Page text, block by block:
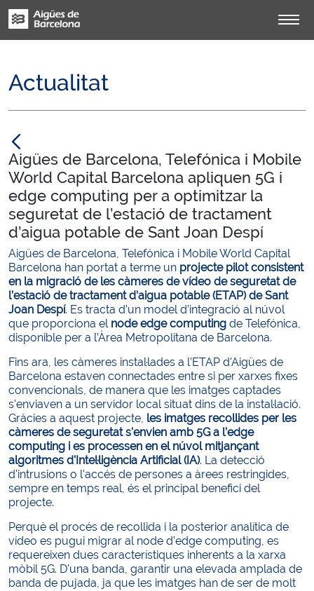
Actualitat
Aigües de Barcelona, Telefónica i Mobile
World Capital Barcelona apliquen 5G i
edge computing per a optimitzar la
seguretat de l’estació de tractament
d’aigua potable de Sant Joan Despí
Aigües de Barcelona, Telefónica i Mobile World Capital
Barcelona han portat a terme un projecte pilot consistent
en la migració de les càmeres de vídeo de seguretat de
l’estació de tractament d’aigua potable (ETAP) de Sant
Joan Despí. Es tracta d’un model d’integració al núvol
que proporciona el node edge computing de Telefónica,
disponible per a l’Àrea Metropolitana de Barcelona.
Fins ara, les càmeres instal·lades a l’ETAP d'Aigües de
Barcelona estaven connectades entre si per xarxes fixes
convencionals, de manera que les imatges captades
s'enviaven a un servidor local situat dins de la instal·lació.
Gràcies a aquest projecte, les imatges recollides per les
càmeres de seguretat s'envien amb 5G a l’edge
computing i es processen en el núvol mitjançant
algoritmes d'Intel·ligència Artificial (IA). La detecció
d'intrusions o l'accés de persones a àrees restringides,
sempre en temps real, és el principal benefici del
projecte.
Perquè el procés de recollida i la posterior analítica de
vídeo es pugui migrar al node d’edge computing, es
requereixen dues característiques inherents a la xarxa
mòbil 5G. D'una banda, garantir una elevada amplada de
banda de pujada, ja que les imatges han de ser de molt